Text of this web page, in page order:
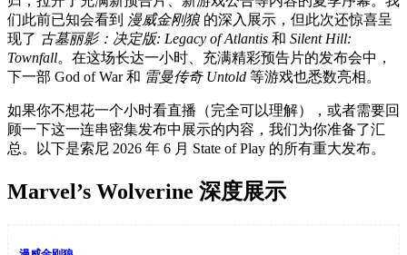
们此前已知会看到 漫威金刚狼的深入展示，但此次还惊喜呈
现了 古墓丽影：决定版: Legacy of Atlantis 和 Silent Hill:
Townfall。在这场长达一小时、充满精彩预告片的发布会中，
下一部 God of War 和 雷曼传奇 Untold 等游戏也悉数亮相。
如果你不想花一个小时看直播（完全可以理解），或者需要回
顾一下这一连串密集发布中展示的内容，我们为你准备了汇
总。以下是索尼 2026 年 6 月 State of Play 的所有重大发布。
Marvel’s Wolverine 深度展示